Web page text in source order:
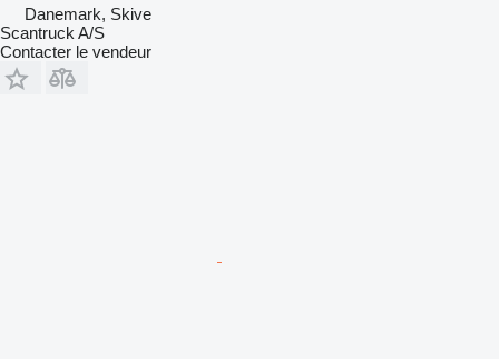
Danemark, Skive
Scantruck A/S
Contacter le vendeur